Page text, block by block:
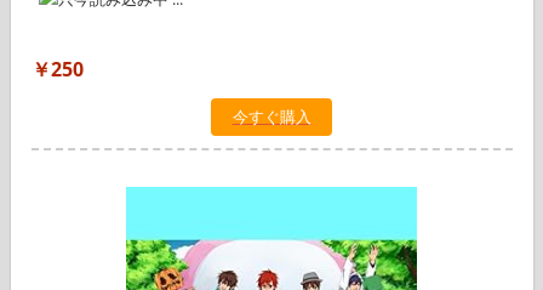
￥250
今すぐ購入